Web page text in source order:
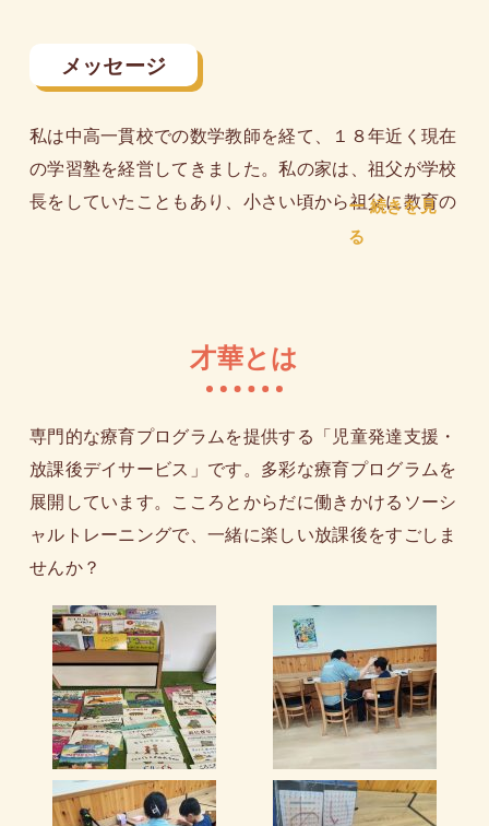
メッセージ
私は中高一貫校での数学教師を経て、１８年近く現在
の学習塾を経営してきました。私の家は、祖父が学校
長をしていたこともあり、小さい頃から祖父に教育の
大切さを教えられてきました。祖父の影響もあり教師
で、一旦教職を離れざるを得なくなってしまいまし
た。４人の子の子育てに日々奮闘する中で子供に教え
られたことも沢山あり、豊かな知識と経験となりまし
た。そして自分の教員経験と子育て経験を活かすため
に、今の学習塾を起こし、悩めるお母様方の相談にも
乗ってきました。
その中で近年、不登校生の増加と発達障害を抱えた児
童の増加を目のあたりにしてきました。発達障害を抱
えているために普通の子と一緒に学んだり遊んだりす
ることに困難が生じ、その結果、不登校になった子も
います。不登校生だけなら学習塾として学習面を手助
けできますが、発達障害の子を手助けするのには限界
も感じていました。自分でもいろいろと模索していく
中で、「療育」に関心を持ちました。
才華とは
専門的な療育プログラムを提供する「児童発達支援・
放課後デイサービス」です。多彩な療育プログラムを
展開しています。こころとからだに働きかけるソーシ
ャルトレーニングで、一緒に楽しい放課後をすごしま
せんか？